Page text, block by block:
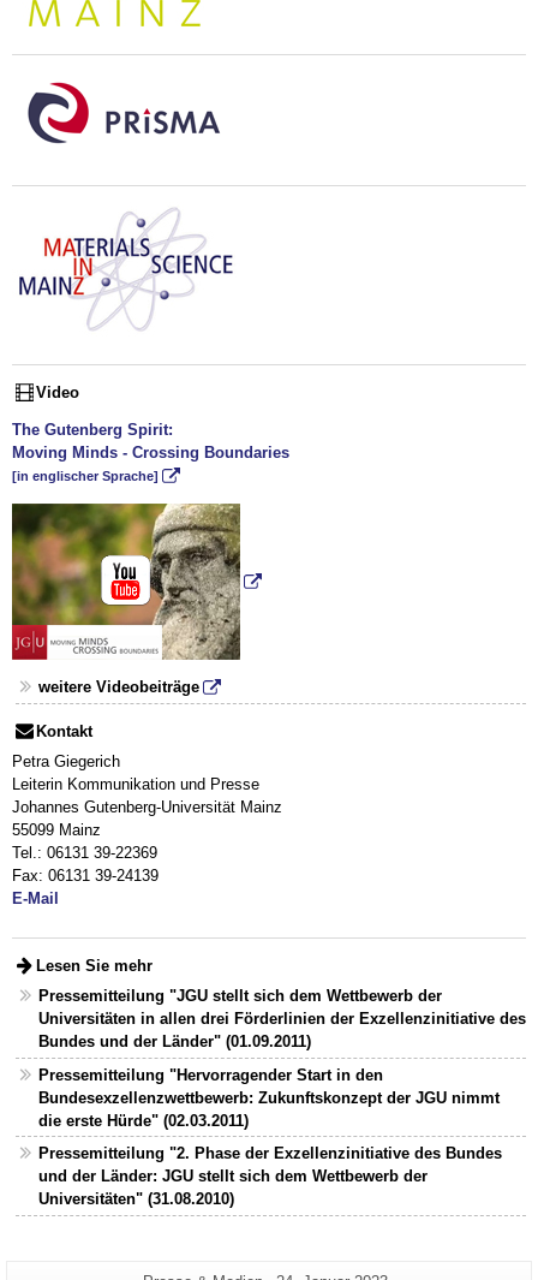
Video
The Gutenberg Spirit:
Moving Minds - Crossing Boundaries
[in englischer Sprache]
weitere Videobeiträge
Kontakt
Petra Giegerich
Leiterin Kommunikation und Presse
Johannes Gutenberg-Universität Mainz
55099 Mainz
Tel.: 06131 39-22369
Fax: 06131 39-24139
E-Mail
Lesen Sie mehr
Pressemitteilung "JGU stellt sich dem Wettbewerb der
Universitäten in allen drei Förderlinien der Exzellenzinitiative des
Bundes und der Länder" (01.09.2011)
Pressemitteilung "Hervorragender Start in den
Bundesexzellenzwettbewerb: Zukunftskonzept der JGU nimmt
die erste Hürde" (02.03.2011)
Pressemitteilung "2. Phase der Exzellenzinitiative des Bundes
und der Länder: JGU stellt sich dem Wettbewerb der
Universitäten" (31.08.2010)